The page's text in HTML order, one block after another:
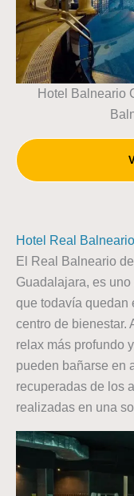
Hotel Balneario
Hotel Real
El Real Balneario
Guadalajara, es
que todavía quedan
centro de bienestar.
relax más profundo
pueden bañarse en
recuperadas de los
realizadas en una